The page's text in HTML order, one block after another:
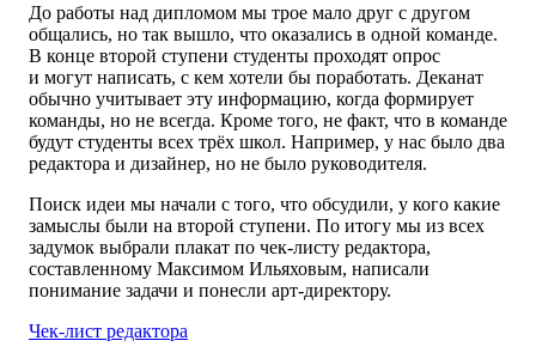
До работы над дипломом мы трое мало друг с другом
общались, но так вышло, что оказались в одной команде.
В конце второй ступени студенты проходят опрос
и могут написать, с кем хотели бы поработать. Деканат
обычно учитывает эту информацию, когда формирует
команды, но не всегда. Кроме того, не факт, что в команде
будут студенты всех трёх школ. Например, у нас было два
редактора и дизайнер, но не было руководителя.
Поиск идеи мы начали с того, что обсудили, у кого какие
замыслы были на второй ступени. По итогу мы из всех
задумок выбрали плакат по чек-листу редактора,
составленному Максимом Ильяховым, написали
понимание задачи и понесли арт-директору.
Чек-лист редактора